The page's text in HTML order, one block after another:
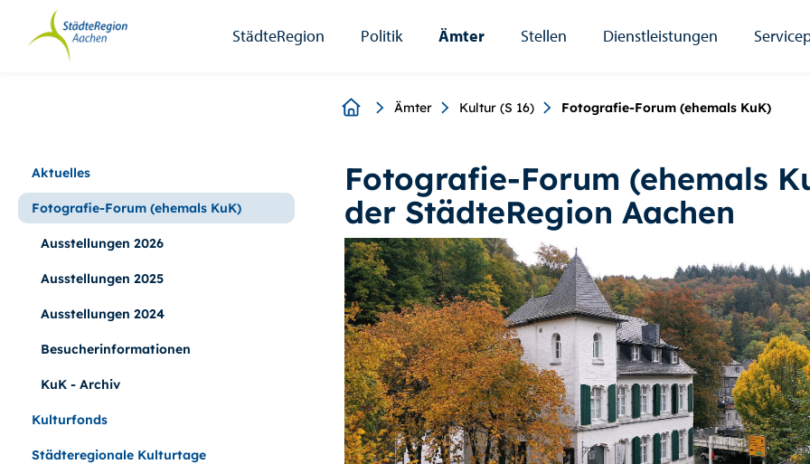
Seiteninhalt.
Hauptnavigation.
StädteRegion
StädteRegion Politik Ämter Stellen Dienstleistungen
Breadcrumb
Ämter Kultur (S 16) Fotografie-Forum (ehemals KuK)
Aktuelles
Fotografie-Forum (ehemals KuK)
Ausstellungen 2026
Ausstellungen 2025
Ausstellungen 2024
Besucherinformationen
KuK - Archiv
Kulturfonds
Städteregionale Kulturtage
Fotografie-Forum (ehemals
der StädteRegion Aachen